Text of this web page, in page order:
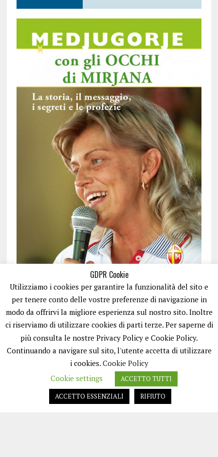
ISCRIVITI
GDPR Cookie
Utilizziamo i cookies per garantire la funzionalità del sito e
per tenere conto delle vostre preferenze di navigazione in
modo da offrirvi la migliore esperienza sul nostro sito. Inoltre
ci riserviamo di utilizzare cookies di parti terze. Per saperne di
più consulta le nostre Privacy Policy e Cookie Policy.
Continuando a navigare sul sito, l'utente accetta di utilizzare
i cookies. Cookie Policy
Cookie settings
ACCETTO TUTTI
ACCETTO ESSENZIALI
RIFIUTO